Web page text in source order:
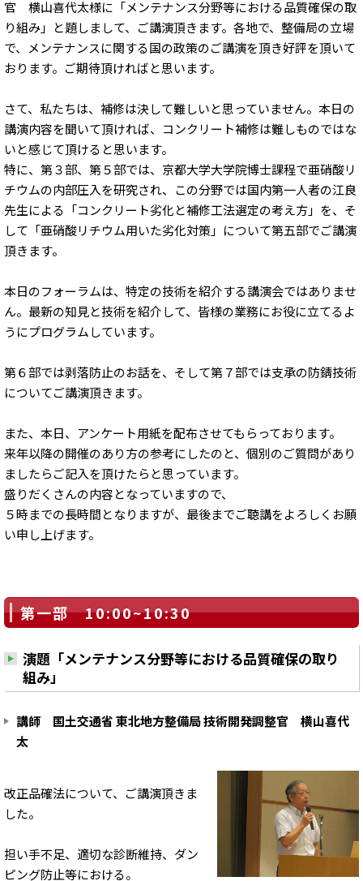
官 横山喜代太様に「メンテナンス分野等における品質確保の取
り組み」と題しまして、ご講演頂きます。各地で、整備局の立場
で、メンテナンスに関する国の政策のご講演を頂き好評を頂いて
おります。ご期待頂ければと思います。
さて、私たちは、補修は決して難しいと思っていません。本日の
講演内容を聞いて頂ければ、コンクリート補修は難しものではな
いと感じて頂けると思います。
特に、第３部、第５部では、京都大学大学院博士課程で亜硝酸リ
チウムの内部圧入を研究され、この分野では国内第一人者の江良
先生による「コンクリート劣化と補修工法選定の考え方」を、そ
して「亜硝酸リチウム用いた劣化対策」について第五部でご講演
頂きます。
本日のフォーラムは、特定の技術を紹介する講演会ではありませ
ん。最新の知見と技術を紹介して、皆様の業務にお役に立てるよ
うにプログラムしています。
第６部では剥落防止のお話を、そして第７部では支承の防錆技術
についてご講演頂きます。
また、本日、アンケート用紙を配布させてもらっております。
来年以降の開催のあり方の参考にしたのと、個別のご質問があり
ましたらご記入を頂けたらと思っています。
盛りだくさんの内容となっていますので、
５時までの長時間となりますが、最後までご聴講をよろしくお願
い申し上げます。
第一部 10:00~10:30
演題「メンテナンス分野等における品質確保の取り
組み」
講師 国土交通省 東北地方整備局 技術開発調整官 横山喜代
太
改正品確法について、ご講演頂きま
した。
担い手不足、適切な診断維持、ダン
ピング防止等における。